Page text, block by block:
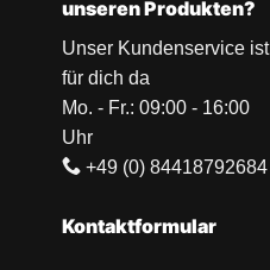
unseren Produkten?
Unser Kundenservice ist
für dich da
Mo. - Fr.: 09:00 - 16:00
Uhr
+49 (0) 84418792684
Kontaktformular